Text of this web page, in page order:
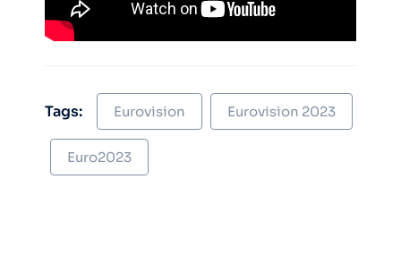
Tags: Eurovision Eurovision 2023
Euro2023